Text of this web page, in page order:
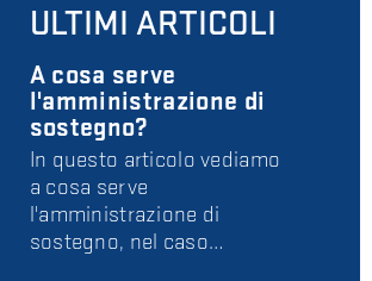
ULTIMI ARTICOLI
A cosa serve
l'amministrazione di
sostegno?
In questo articolo vediamo
a cosa serve
l'amministrazione di
sostegno, nel caso…